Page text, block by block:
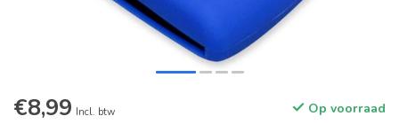
€8,99 Incl. btw Op voorraad